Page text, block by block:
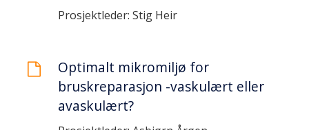
Prosjektleder: Stig Heir
Optimalt mikromiljø for
bruskreparasjon -vaskulært eller
avaskulært?